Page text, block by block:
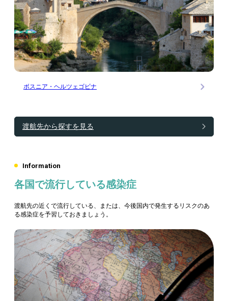
ボスニア・ヘルツェゴビナ
渡航先から探すを見る
Information
各国で流行している感染症
渡航先の近くで流行している、または、今後国内で発生するリスクのあ
る感染症を予習しておきましょう。